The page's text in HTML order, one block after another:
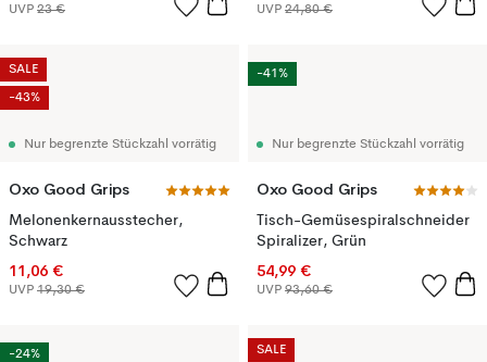
UVP 23 € UVP 24,80 €
Nur begrenzte Stückzahl vorrätig
Oxo Good Grips
Melonenkernausstecher,
Schwarz
11,06 €
UVP 19,30 €
SALE
-43%
Nur begrenzte Stückzahl vorrätig
Oxo Good Grips
Tisch-Gemüsespiralschneider
Spiralizer, Grün
54,99 €
UVP 93,60 €
-41%
-24% SALE